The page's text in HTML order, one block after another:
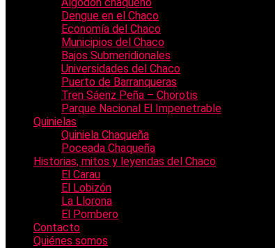
Dengue en el Chaco
Economía del Chaco
Municipios del Chaco
Bajos Submeridionales
Universidades del Chaco
Puerto de Barranqueras
Tren Sáenz Peña – Chorotis
Parque Nacional El Impenetrable
Quinielas
Quiniela Chaqueña
Poceada Chaqueña
Historias, mitos y leyendas del Chaco
El Carau
El Lobizón
La Llorona
El Pombero
Contacto
Quiénes somos